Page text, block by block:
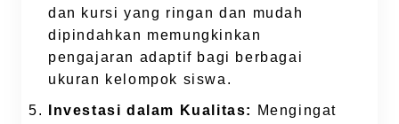
dan kursi yang ringan dan mudah
dipindahkan memungkinkan
pengajaran adaptif bagi berbagai
ukuran kelompok siswa.
Investasi dalam Kualitas:
Mengingat